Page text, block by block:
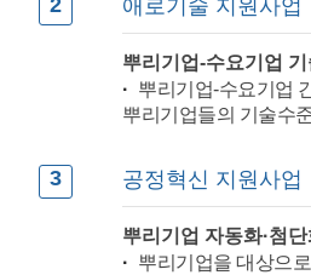
2 애로기술 지원사업
뿌리기업-수요기업 기
뿌리기업-수요기업
뿌리기업들의 기술수
3 공정혁신 지원사업
뿌리기업 자동화·첨
뿌리기업을 대상으